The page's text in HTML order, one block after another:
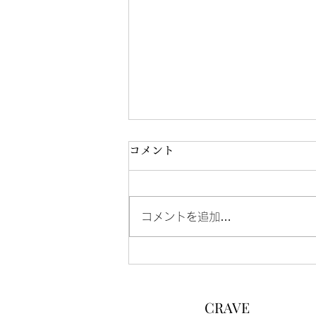
浜浦彩乃出演 絵本朗読
コメント
コメントを追加…
CRAVE